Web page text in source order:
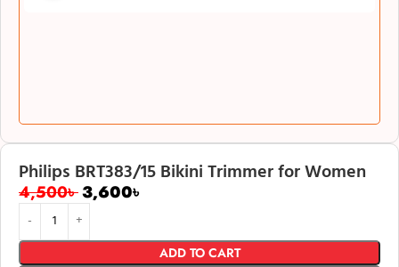
Philips BRT383/15 Bikini Trimmer for Women
4,500৳3,600৳
ADD TO CART